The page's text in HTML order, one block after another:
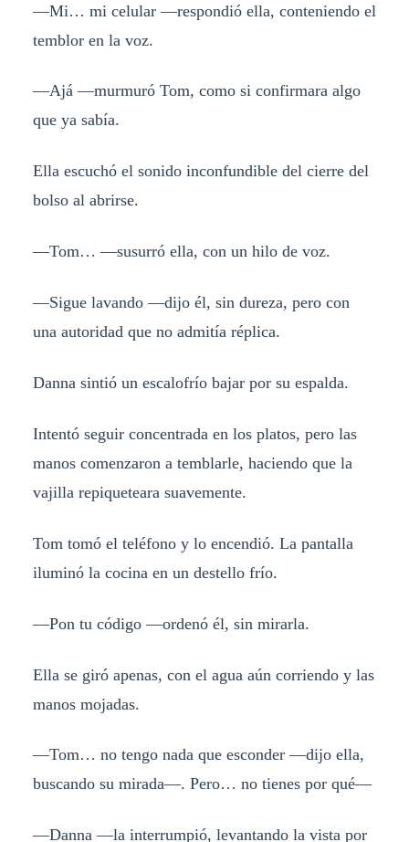
—Mi… mi celular —respondió ella, conteniendo el
temblor en la voz.
—Ajá —murmuró Tom, como si confirmara algo
que ya sabía.
Ella escuchó el sonido inconfundible del cierre del
bolso al abrirse.
—Tom… —susurró ella, con un hilo de voz.
—Sigue lavando —dijo él, sin dureza, pero con
una autoridad que no admitía réplica.
Danna sintió un escalofrío bajar por su espalda.
Intentó seguir concentrada en los platos, pero las
manos comenzaron a temblarle, haciendo que la
vajilla repiqueteara suavemente.
Tom tomó el teléfono y lo encendió. La pantalla
iluminó la cocina en un destello frío.
—Pon tu código —ordenó él, sin mirarla.
Ella se giró apenas, con el agua aún corriendo y las
manos mojadas.
—Tom… no tengo nada que esconder —dijo ella,
buscando su mirada—. Pero… no tienes por qué—
—Danna —la interrumpió, levantando la vista por